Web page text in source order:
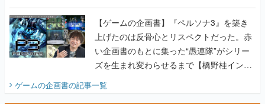
画書】
【ゲームの企画書】『ペルソナ3』を築き
上げたのは反骨心とリスペクトだった。赤
い企画書のもとに集った“愚連隊”がシリー
ズを生まれ変わらせるまで【橋野桂インタ
ゲームの企画書の記事一覧